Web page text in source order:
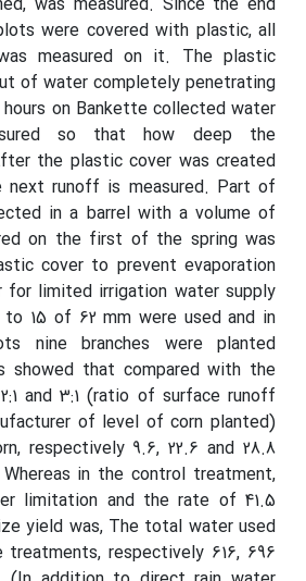
were covered with plastic, all
measured on it. The plastic
of water completely penetrating
on Bankette collected water
so that how deep the
the plastic cover was created
runoff is measured. Part of
in a barrel with a volume of
on the first of the spring was
cover to prevent evaporation
limited irrigation water supply
15 of 62 mm were used and in
nine branches were planted
showed that compared with the
and 3:1 (ratio of surface runoff
of level of corn planted)
respectively 9.6, 22.6 and 28.8
in the control treatment,
limitation and the rate of 41.5
yield was, The total water used
respectively 616, 696